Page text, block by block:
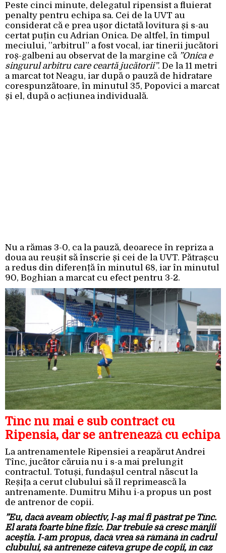
Peste cinci minute, delegatul ripensist a fluierat
penalty pentru echipa sa. Cei de la UVT au
considerat că e prea ușor dictată lovitura și s-au
certat puțin cu Adrian Onica. De altfel, în timpul
meciului, ”arbitrul” a fost vocal, iar tinerii jucători
roș-galbeni au observat de la margine că ”Onica e
singurul arbitru care ceartă jucătorii”. De la 11 metri
a marcat tot Neagu, iar după o pauză de hidratare
corespunzătoare, în minutul 35, Popovici a marcat
și el, după o acțiunea individuală.
Nu a rămas 3-0, ca la pauză, deoarece în repriza a
doua au reușit să înscrie și cei de la UVT. Pătrașcu
a redus din diferență în minutul 68, iar în minutul
90, Boghian a marcat cu efect pentru 3-2.
Tînc nu mai e sub contract cu
Ripensia, dar se antrenează cu echipa
La antrenamentele Ripensiei a reapărut Andrei
Tînc, jucător căruia nu i s-a mai prelungit
contractul. Totuși, fundașul central născut la
Reșița a cerut clubului să îl reprimească la
antrenamente. Dumitru Mihu i-a propus un post
de antrenor de copii.
”Eu, dacă aveam obiectiv, l-aș mai fi păstrat pe Tînc.
El arată foarte bine fizic. Dar trebuie să cresc mânjii
aceștia. I-am propus, dacă vrea să rămână în cadrul
clubului, să antreneze câteva grupe de copii, în caz